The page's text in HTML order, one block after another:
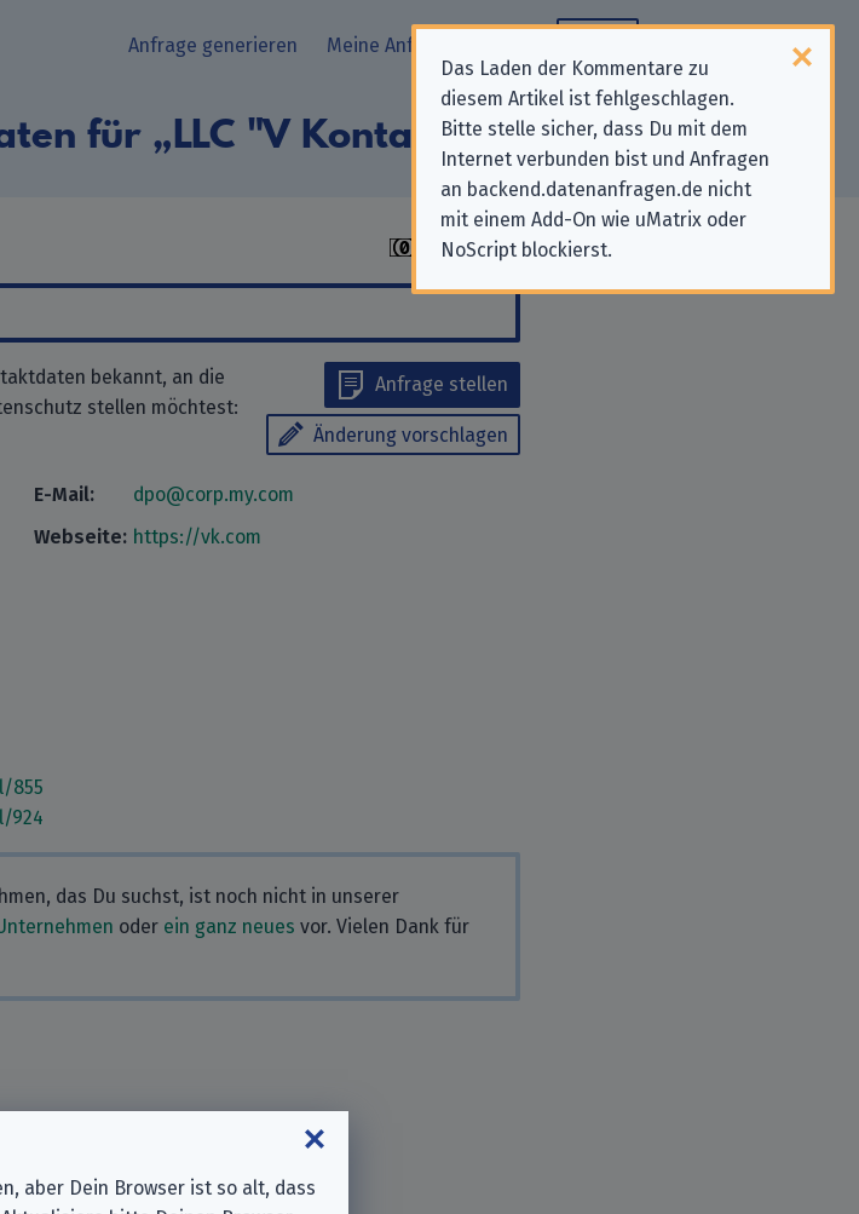
Das Laden der Kommentare zu
diesem Artikel ist fehlgeschlagen.
Bitte stelle sicher, dass Du mit dem
Internet verbunden bist und Anfragen
an backend.datenanfragen.de nicht
mit einem Add-On wie uMatrix oder
NoScript blockierst.
Anfrage generieren Meine Anfragen
für „LLC "V Kontakte"“
Anfrage stellen
Änderung vorschlagen
bekannt, an die
stellen möchtest:
E-Mail:
dpo@corp.my.com
Webseite: https://vk.com
855
924
das Du suchst, ist noch nicht in unserer
oder ein ganz neues vor. Vielen Dank für
aber Dein Browser ist so alt, dass